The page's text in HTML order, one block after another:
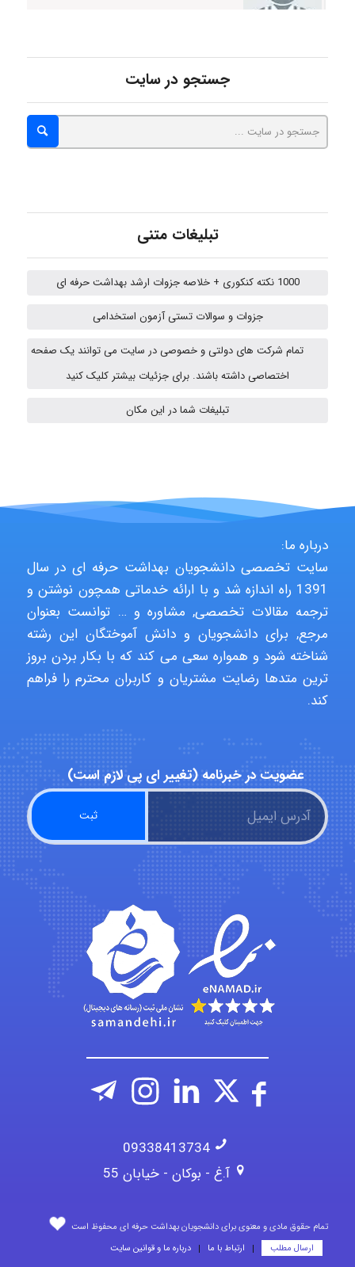
Kati
emami
ehtesham
A.balandeh
Poubakhtiari
Alirez0990
hosein abdolvand
Kati
emami
ehtesham
جستجو در سایت
تبلیغات متنی
1000 نکته کنکوری + خلاصه جزوات ارشد بهداشت حرفه ای
جزوات و سوالات تستی آزمون استخدامی
تمام شرکت های دولتی و خصوصی در سایت می توانند یک صفحه
اختصاصی داشته باشند. برای جزئیات بیشتر کلیک کنید
تبلیغات شما در این مکان
درباره ما:
سایت تخصصی دانشجویان بهداشت حرفه ای در سال
1391 راه اندازه شد و با ارائه خدماتی همچون نوشتن و
ترجمه مقالات تخصصی, مشاوره و … توانست بعنوان
مرجع, برای دانشجویان و دانش آموختگان این رشته
شناخته شود و همواره سعی می کند که با بکار بردن بروز
ترین متدها رضایت مشتریان و کاربران محترم را فراهم
کند.
عضویت در خبرنامه (تغییر ای پی لازم است)
09338413734
آ.غ - بوکان - خیابان 55
تمام حقوق مادی و معنوی برای دانشجویان بهداشت حرفه ای محفوظ است
ارسال مطلب
ارتباط با ما درباره ما و قوانین سایت